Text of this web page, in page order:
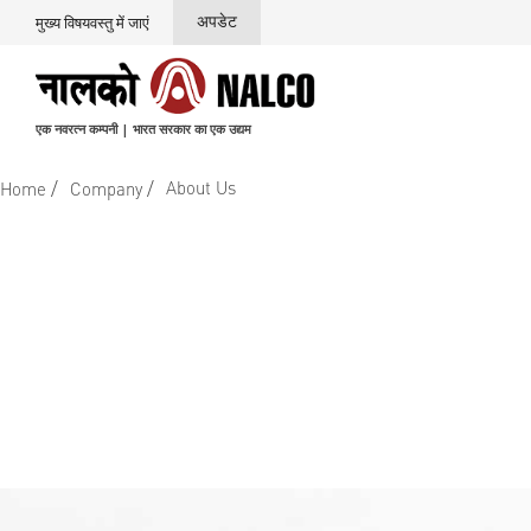
मुख्य विषयवस्तु में जाएं अपडेट
एक नवरत्न कम्पनी | भारत सरकार का एक उद्यम
Home / Company / About Us